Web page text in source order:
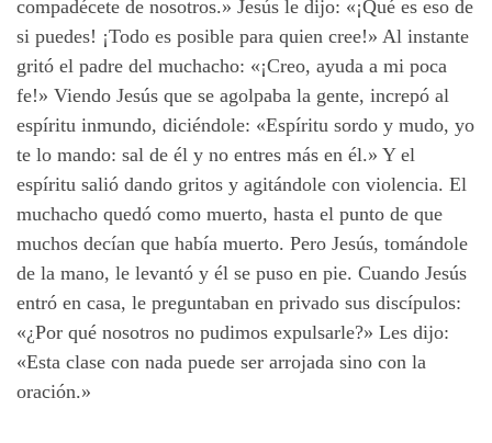
compadécete de nosotros.» Jesús le dijo: «¡Qué es eso de
si puedes! ¡Todo es posible para quien cree!» Al instante
gritó el padre del muchacho: «¡Creo, ayuda a mi poca
fe!» Viendo Jesús que se agolpaba la gente, increpó al
espíritu inmundo, diciéndole: «Espíritu sordo y mudo, yo
te lo mando: sal de él y no entres más en él.» Y el
espíritu salió dando gritos y agitándole con violencia. El
muchacho quedó como muerto, hasta el punto de que
muchos decían que había muerto. Pero Jesús, tomándole
de la mano, le levantó y él se puso en pie. Cuando Jesús
entró en casa, le preguntaban en privado sus discípulos:
«¿Por qué nosotros no pudimos expulsarle?» Les dijo:
«Esta clase con nada puede ser arrojada sino con la
oración.»